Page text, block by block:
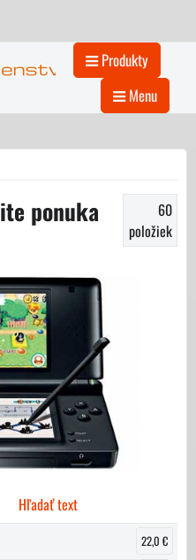
Produkty
Menu
ponuka
60
položiek
Hľadať text
22,0 €